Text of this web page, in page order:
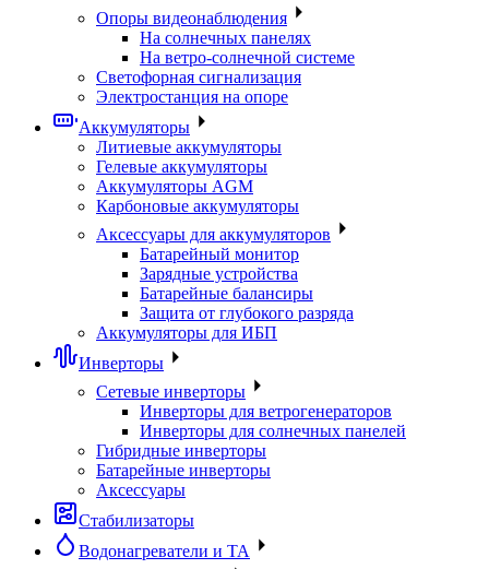
Опоры видеонаблюдения
На солнечных панелях
На ветро-солнечной системе
Светофорная сигнализация
Электростанция на опоре
Аккумуляторы
Литиевые аккумуляторы
Гелевые аккумуляторы
Аккумуляторы AGM
Карбоновые аккумуляторы
Аксессуары для аккумуляторов
Батарейный монитор
Зарядные устройства
Батарейные балансиры
Защита от глубокого разряда
Аккумуляторы для ИБП
Инверторы
Сетевые инверторы
Инверторы для ветрогенераторов
Инверторы для солнечных панелей
Гибридные инверторы
Батарейные инверторы
Аксессуары
Стабилизаторы
Водонагреватели и ТА